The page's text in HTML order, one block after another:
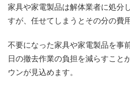
家具や家電製品は解体業者に処分
すが、任せてしまうとその分の費
不要になった家具や家電製品を事
日の撤去作業の負担を減らすこと
ウンが見込めます。